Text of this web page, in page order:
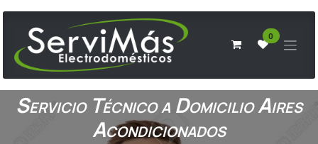
Ir al contenido
0
Servicio Técnico a Domicilio Aires
Acondicionados